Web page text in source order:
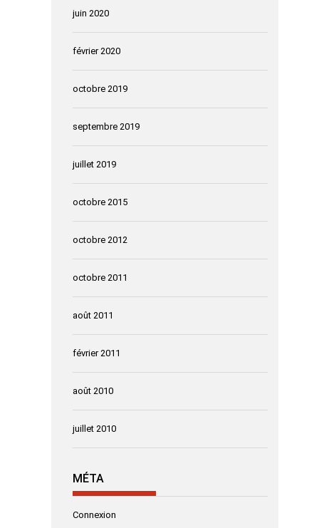
juin 2020
février 2020
octobre 2019
septembre 2019
juillet 2019
octobre 2015
octobre 2012
octobre 2011
août 2011
février 2011
août 2010
juillet 2010
MÉTA
Connexion